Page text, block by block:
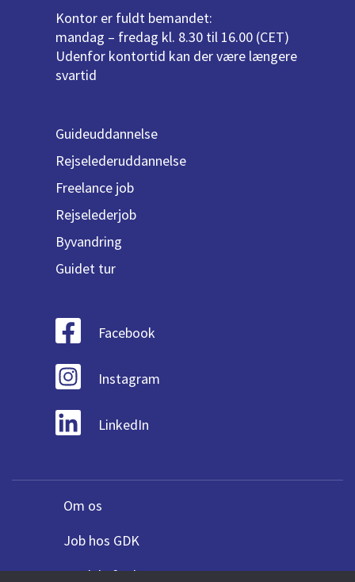
Kontor er fuldt bemandet:
mandag – fredag kl. 8.30 til 16.00 (CET)
Udenfor kontortid kan der være længere
svartid
Guideuddannelse
Rejselederuddannelse
Freelance job
Rejselederjob
Byvandring
Guidet tur
Facebook
Instagram
LinkedIn
Om os
Job hos GDK
Fordele for bureauer